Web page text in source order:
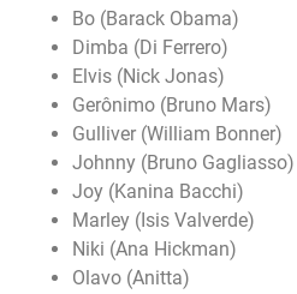
Bo (Barack Obama)
Dimba (Di Ferrero)
Elvis (Nick Jonas)
Gerônimo (Bruno Mars)
Gulliver (William Bonner)
Johnny (Bruno Gagliasso)
Joy (Kanina Bacchi)
Marley (Isis Valverde)
Niki (Ana Hickman)
Olavo (Anitta)